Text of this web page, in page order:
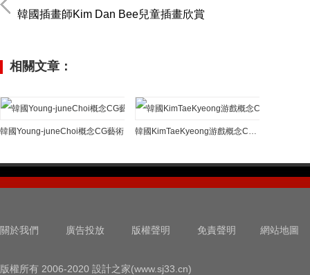
韓國插畫師Kim Dan Bee兒童插畫欣賞
相關文章：
韓國Young-juneChoi概念CG藝術 韓國KimTaeKyeong游戲概念CG作品
關於我們 廣告投放 版權聲明 免責聲明 網站地圖
版權所有 2006-2020 設計之家(www.sj33.cn)